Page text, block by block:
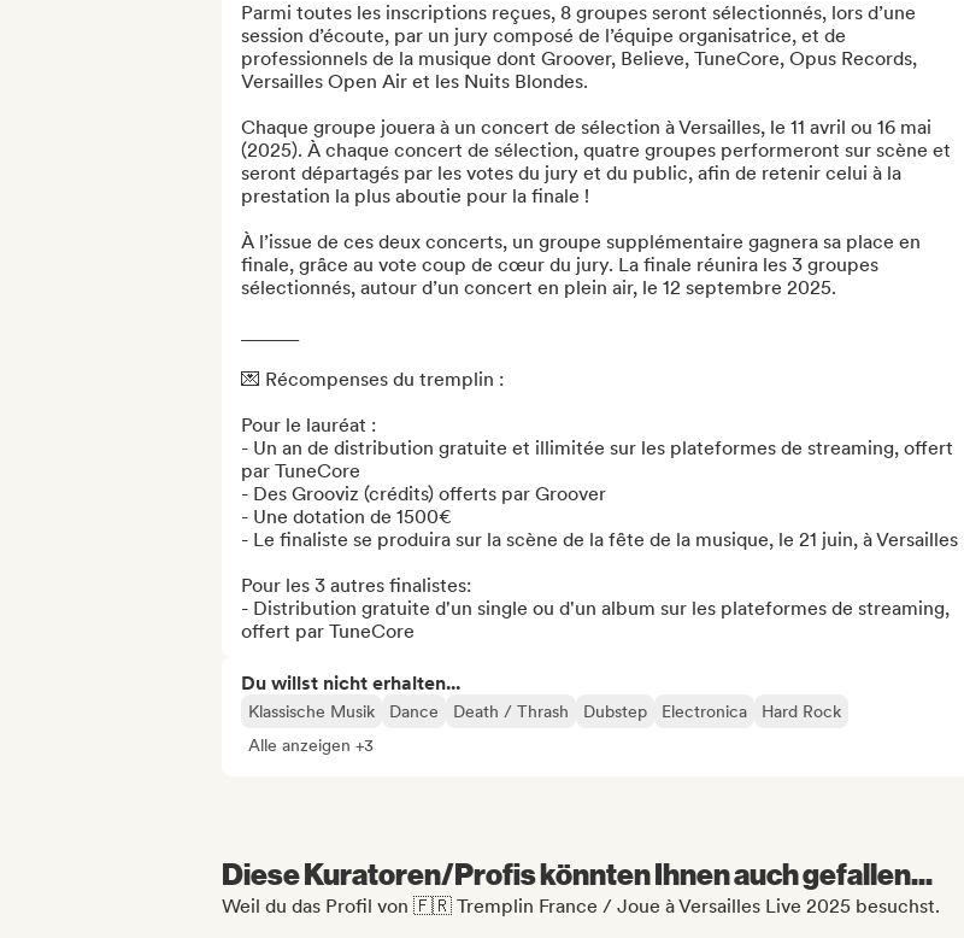
Parmi toutes les inscriptions reçues, 8 groupes seront sélectionnés, lors d’une
session d’écoute, par un jury composé de l’équipe organisatrice, et de
professionnels de la musique dont Groover, Believe, TuneCore, Opus Records,
Versailles Open Air et les Nuits Blondes.
Chaque groupe jouera à un concert de sélection à Versailles, le 11 avril ou 16 mai
(2025). À chaque concert de sélection, quatre groupes performeront sur scène et
seront départagés par les votes du jury et du public, afin de retenir celui à la
prestation la plus aboutie pour la finale !
À l’issue de ces deux concerts, un groupe supplémentaire gagnera sa place en
finale, grâce au vote coup de cœur du jury. La finale réunira les 3 groupes
sélectionnés, autour d’un concert en plein air, le 12 septembre 2025.
💌 Récompenses du tremplin :
Pour le lauréat :
- Un an de distribution gratuite et illimitée sur les plateformes de streaming, offert
par TuneCore
- Des Grooviz (crédits) offerts par Groover
- Une dotation de 1500€
- Le finaliste se produira sur la scène de la fête de la musique, le 21 juin, à Versailles
Pour les 3 autres finalistes:
- Distribution gratuite d'un single ou d'un album sur les plateformes de streaming,
offert par TuneCore
Du willst nicht erhalten...
Klassische Musik Dance Death / Thrash Dubstep Electronica
Hard Rock
Alle anzeigen +3
Diese Kuratoren/Profis könnten Ihnen auch gefallen...
Weil du das Profil von 🇫🇷 Tremplin France / Joue à Versailles Live 2025 besuchst.